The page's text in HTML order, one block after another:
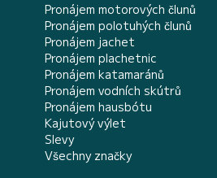
Pronájem motorových člunů
Pronájem polotuhých člunů
Pronájem jachet
Pronájem plachetnic
Pronájem katamaránů
Pronájem vodních skútrů
Pronájem hausbótu
Kajutový výlet
Slevy
Všechny značky